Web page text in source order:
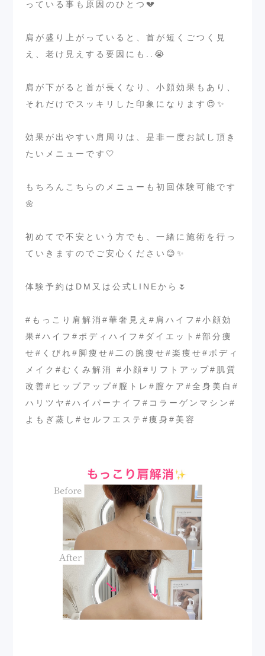
っている事も原因のひとつ💔
肩が盛り上がっていると、首が短くごつく見
え、老け見えする要因にも..😭
肩が下がると首が長くなり、小顔効果もあり、
それだけでスッキリした印象になります😍✨
効果が出やすい肩周りは、是非一度お試し頂き
たいメニューです🤍
もちろんこちらのメニューも初回体験可能です
🌼
初めてで不安という方でも、一緒に施術を行っ
ていきますのでご安心ください😊✨
体験予約はDM又は公式LINEから🌷
#もっこり肩解消#華奢見え#肩ハイフ#小顔効
果#ハイフ#ボディハイフ#ダイエット#部分痩
せ#くびれ#脚痩せ#二の腕痩せ#楽痩せ#ボディ
メイク#むくみ解消 #小顔#リフトアップ#肌質
改善#ヒップアップ#膣トレ#膣ケア#全身美白#
ハリツヤ#ハイパーナイフ#コラーゲンマシン#
よもぎ蒸し#セルフエステ#痩身#美容